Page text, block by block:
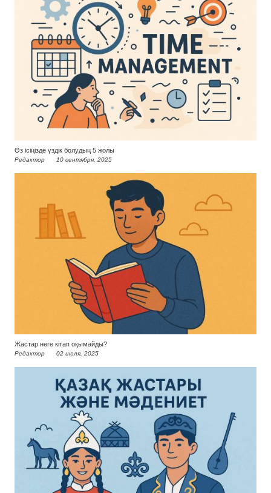
Өз ісіңізде үздік болудың 5 жолы
Редактор 10 сентября, 2025
Жастар неге кітап оқымайды?
Редактор 02 июля, 2025